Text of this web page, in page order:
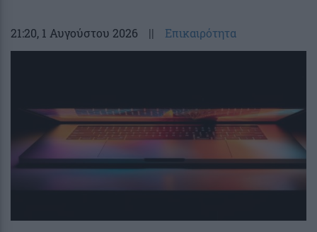
21:20, 1 Αυγούστου 2026 || Επικαιρότητα